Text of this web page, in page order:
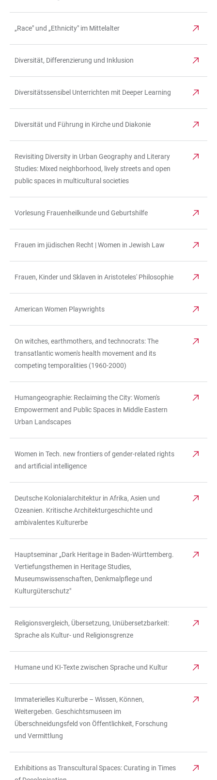
„Race" und „Ethnicity" im Mittelalter
Diversität, Differenzierung und Inklusion
Diversitätssensibel Unterrichten mit Deeper Learning
Diversität und Führung in Kirche und Diakonie
Revisiting Diversity in Urban Geography and Literary
Studies: Mixed neighborhood, lively streets and open
public spaces in multicultural societies
Vorlesung Frauenheilkunde und Geburtshilfe
Frauen im jüdischen Recht | Women in Jewish Law
Frauen, Kinder und Sklaven in Aristoteles' Philosophie
American Women Playwrights
On witches, earthmothers, and technocrats: The
transatlantic women's health movement and its
competing temporalities (1960-2000)
Humangeographie: Reclaiming the City: Women's
Empowerment and Public Spaces in Middle Eastern
Urban Landscapes
Women in Tech. new frontiers of gender-related rights
and artificial intelligence
Deutsche Kolonialarchitektur in Afrika, Asien und
Ozeanien. Kritische Architekturgeschichte und
ambivalentes Kulturerbe
Hauptseminar „Dark Heritage in Baden-Württemberg.
Vertiefungsthemen in Heritage Studies,
Museumswissenschaften, Denkmalpflege und
Kulturgüterschutz"
Religionsvergleich, Übersetzung, Unübersetzbarkeit:
Sprache als Kultur- und Religionsgrenze
Humane und KI-Texte zwischen Sprache und Kultur
Immaterielles Kulturerbe – Wissen, Können,
Weitergeben. Geschichtsmuseen im
Überschneidungsfeld von Öffentlichkeit, Forschung
und Vermittlung
Exhibitions as Transcultural Spaces: Curating in Times